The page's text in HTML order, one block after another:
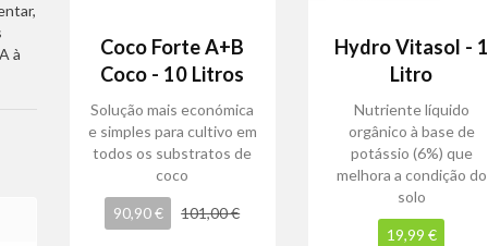
à
Coco Forte A+B
Coco - 10 Litros
Solução mais económica
e simples para cultivo em
todos os substratos de
coco
90,90 € 101,00 €
Hydro Vitasol - 1
Litro
Nutriente líquido
orgânico à base de
potássio (6%) que
melhora a condição do
solo
19,99 €